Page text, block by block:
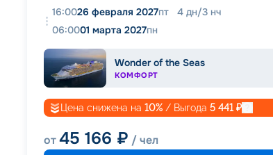
16:0026 февраля 2027пт 4 дн/3 нч
06:0001 марта 2027пн
Wonder of the Seas
КОМФОРТ
Цена снижена на 10% / Выгода 5 441₽
от45 166 ₽ / чел